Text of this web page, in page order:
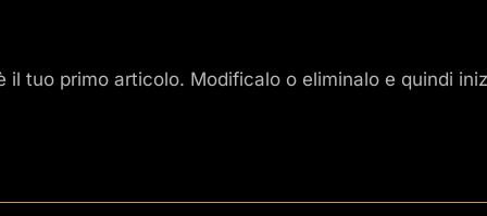
PRENOTAZIONI
il tuo primo articolo. Modificalo o eliminalo e quindi